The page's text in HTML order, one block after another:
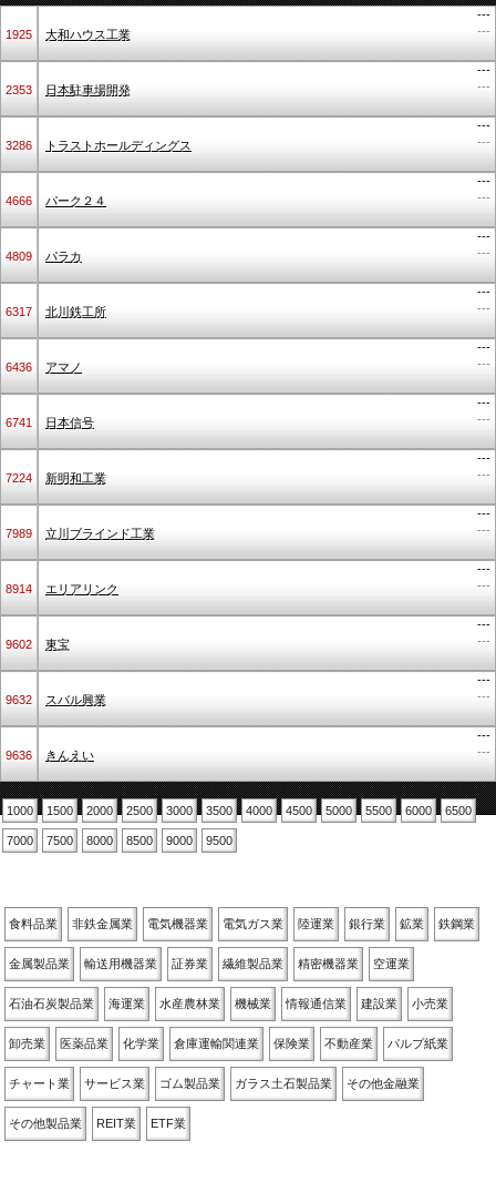
1925 大和ハウス工業
---
---
2353 日本駐車場開発
---
---
3286 トラストホールディングス
---
---
4666 パーク２４
---
---
4809 パラカ
---
---
6317 北川鉄工所
---
---
6436 アマノ
---
---
6741 日本信号
---
---
7224 新明和工業
---
---
7989 立川ブラインド工業
---
---
8914 エリアリンク
---
---
9602 東宝
---
---
9632 スバル興業
---
---
9636 きんえい
---
---
1000 1500 2000 2500 3000 3500 4000 4500 5000 5500 6000 6500
7000 7500 8000 8500 9000 9500
食料品業 非鉄金属業 電気機器業 電気ガス業 陸運業 銀行業 鉱業 鉄鋼業
金属製品業 輸送用機器業 証券業 繊維製品業 精密機器業 空運業
石油石炭製品業 海運業 水産農林業 機械業 情報通信業 建設業 小売業
卸売業 医薬品業 化学業 倉庫運輸関連業 保険業 不動産業 パルプ紙業
チャート業 サービス業 ゴム製品業 ガラス土石製品業 その他金融業
その他製品業 REIT業 ETF業